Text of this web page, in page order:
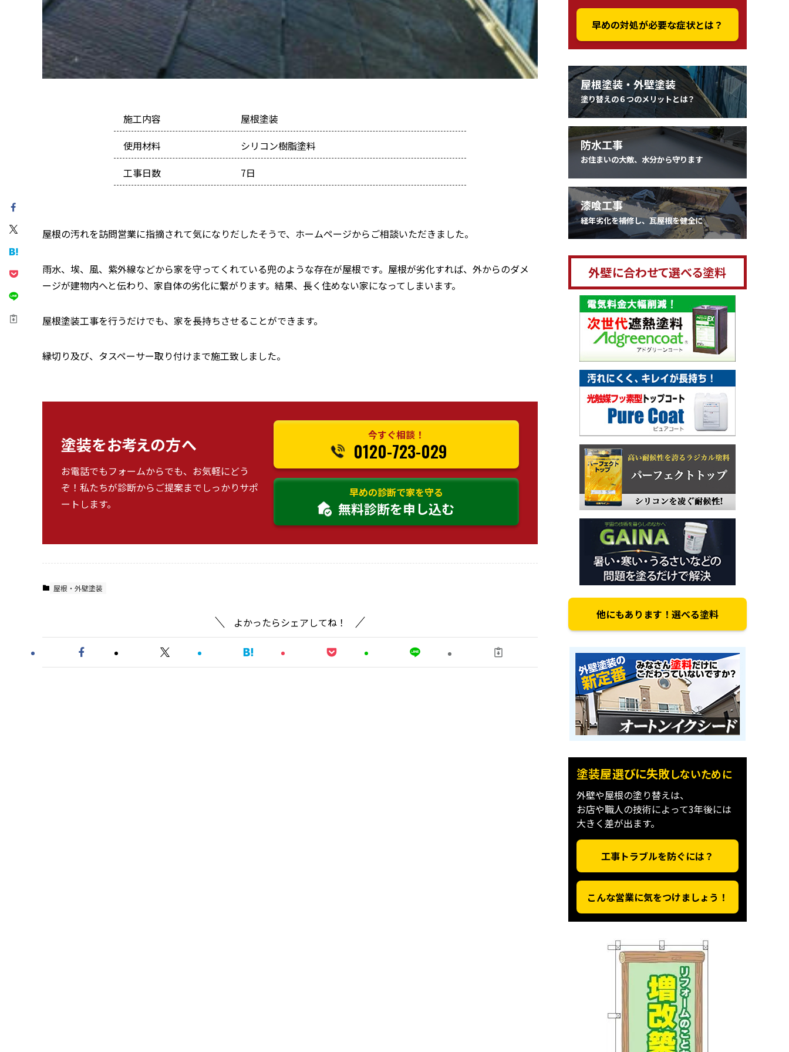
施工内容
屋根塗装
使用材料
シリコン樹脂塗料
工事日数
7日
屋根の汚れを訪問営業に指摘されて気になりだしたそうで、ホームページからご相談いただきました。
雨水、埃、風、紫外線などから家を守ってくれている兜のような存在が屋根です。屋根が劣化すれば、外からのダメ
ージが建物内へと伝わり、家自体の劣化に繋がります。結果、長く住めない家になってしまいます。
屋根塗装工事を行うだけでも、家を長持ちさせることができます。
縁切り及び、タスペーサー取り付けまで施工致しました。
塗装をお考えの方へ
お電話でもフォームからでも、お気軽にどう
ぞ！私たちが診断からご提案までしっかりサポ
ートします。
今すぐ相談！
0120-723-029
早めの診断で家を守る
無料診断を申し込む
屋根・外壁塗装
よかったらシェアしてね！
早めの対処が必要な症状とは？
屋根塗装・外壁塗装
塗り替えの６つのメリットとは？
防水工事
お住まいの大敵、水分から守ります
漆喰工事
経年劣化を補修し、瓦屋根を健全に
外壁に合わせて選べる塗料
他にもあります！選べる塗料
塗装屋選びに失敗しないために
外壁や屋根の塗り替えは、
お店や職人の技術によって3年後には
大きく差が出ます。
工事トラブルを防ぐには？
こんな営業に気をつけましょう！